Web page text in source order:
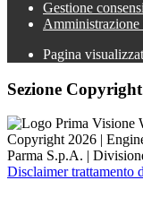
Gestione
Amministrazione
Pagina
Sezione Copyright
Copyright 2026 |
Parma S.p.A. |
Disclaimer trattamento